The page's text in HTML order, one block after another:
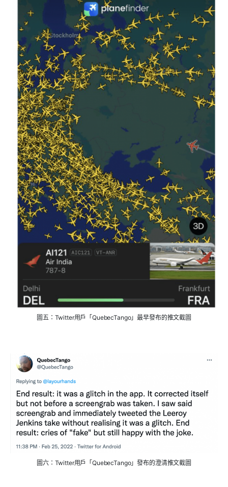
圖五：Twitter用戶「QuebecTango」最早發布的推文截圖
圖六：Twitter用戶「QuebecTango」發布的澄清推文截圖